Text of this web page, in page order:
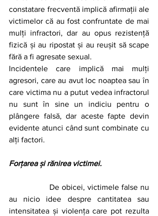
constatare frecventă implică afirmații ale
victimelor că au fost confruntate de mai
mulți infractori, dar au opus rezistență
fizică și au ripostat și au reușit să scape
fără a fi agresate sexual.
Incidentele care implică mai mulți
agresori, care au avut loc noaptea sau în
care victima nu a putut vedea infractorul
nu sunt în sine un indiciu pentru o
plângere falsă, dar aceste fapte devin
evidente atunci când sunt combinate cu
alți factori.
Forțarea și rănirea victimei.
au nicio idee despre cantitatea sau
intensitatea și violența care pot rezulta